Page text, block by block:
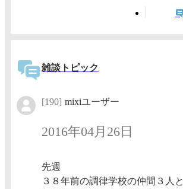
雑談トピック
[190] mixiユーザー
2016年04月26日
先週
３８年前の調律学校の仲間３人と